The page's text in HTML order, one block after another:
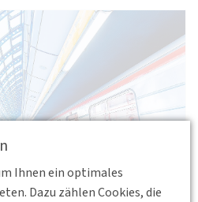
Ihnen ein optimales
Dazu zählen Cookies, die